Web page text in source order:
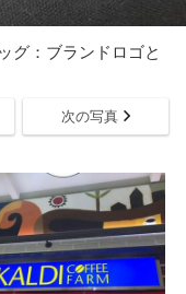
グ：ブランドロゴと
次の写真